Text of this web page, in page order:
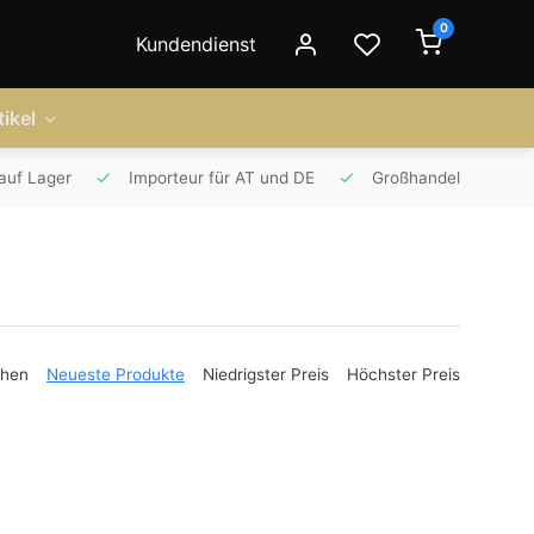
Kundendienst
0
Lager Importeur für AT und DE Großhandel
Neueste Produkte Niedrigster Preis Höchster Preis